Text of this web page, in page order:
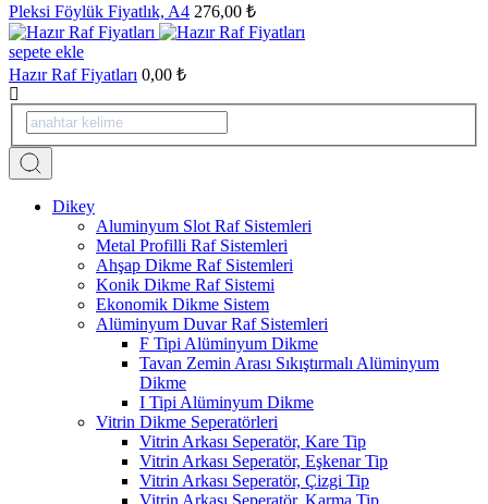
Pleksi Föylük Fiyatlık, A4 276,00 ₺
sepete ekle
Hazır Raf Fiyatları 0,00 ₺
Dikey
Aluminyum Slot Raf Sistemleri
Metal Profilli Raf Sistemleri
Ahşap Dikme Raf Sistemleri
Konik Dikme Raf Sistemi
Ekonomik Dikme Sistem
Alüminyum Duvar Raf Sistemleri
F Tipi Alüminyum Dikme
Tavan Zemin Arası Sıkıştırmalı Alüminyum
Dikme
I Tipi Alüminyum Dikme
Vitrin Dikme Seperatörleri
Vitrin Arkası Seperatör, Kare Tip
Vitrin Arkası Seperatör, Eşkenar Tip
Vitrin Arkası Seperatör, Çizgi Tip